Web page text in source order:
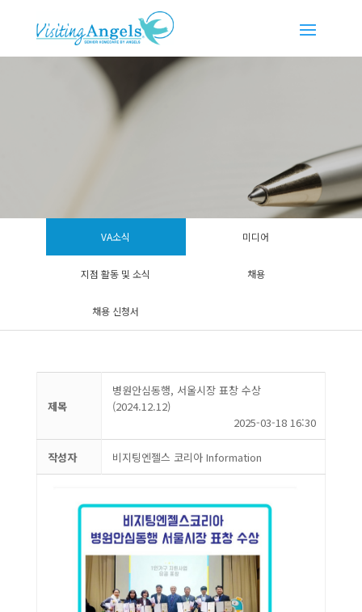
VA소식 미디어
지점 활동 및 소식 채용
채용 신청서
제목
병원안심동행, 서울시장 표창 수상
(2024.12.12)
2025-03-18 16:30
작성자 비지팅엔젤스 코리아 Information